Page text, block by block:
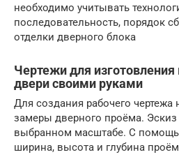
необходимо учитывать
последовательность, порядок
отделки дверного блока
Чертежи для
двери своими руками
Для создания рабочего чертежа
замеры дверного проёма. Эскиз
выбранном масштабе. С
ширина, высота и глубина